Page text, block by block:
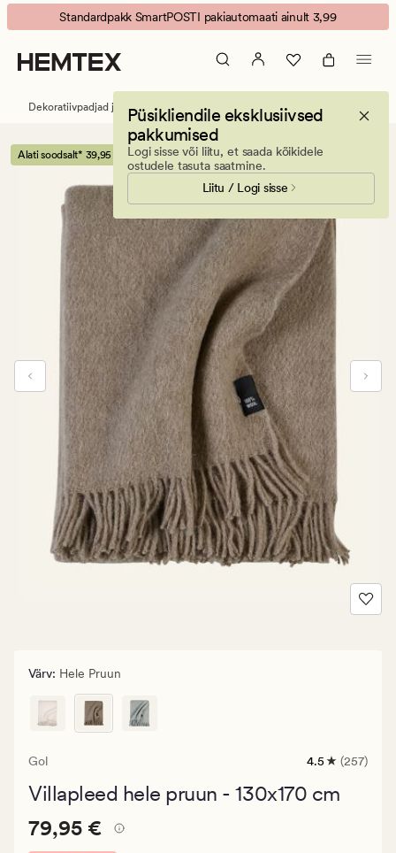
Gol
villapleed
hele
pruun
Animated
banner.
Press
ESCAPE
Standardpakk SmartPOSTI pakiautomaati ainult 3,99
Püsikliendile eksklusiivsed
pakkumised
Logi sisse või liitu, et saada kõikidele
ostudele tasuta saatmine.
Liitu / Logi sisse
Dekoratiivpadjad ja pleedid Pleedid Villapleedid
Alati soodsalt* 39,95 POPULAARNE
Värv: Hele Pruun
Gol
257
keskmise
4.5 (257)
Villapleed hele pruun - 130x170 cm
Pris_ee
79,95
Pris_ee 79,95 €
79,95 €